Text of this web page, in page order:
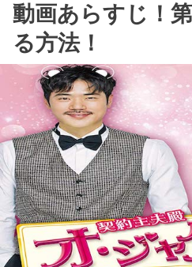
動画あらすじ！
る方法！